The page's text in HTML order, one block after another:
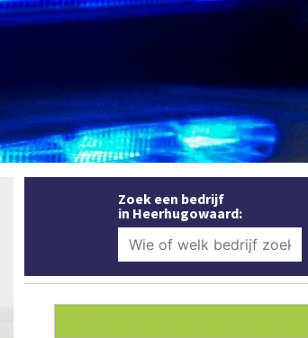
Zoek een bedrijf
in Heerhugowaard: